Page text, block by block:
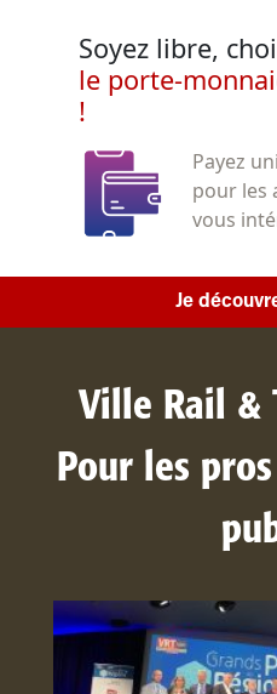
Soyez libre,
le porte-
!
Payez
pour les
vous
Je
Ville Rail &
Pour les